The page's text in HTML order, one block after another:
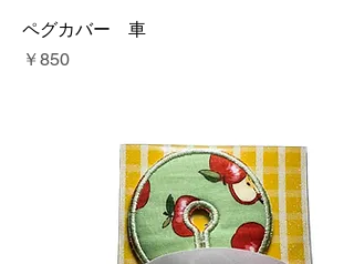
ペグカバー 車
価格
￥850